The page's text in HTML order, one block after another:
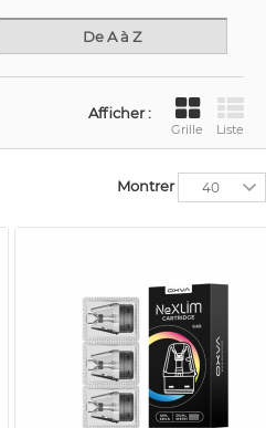
De A à Z
Afficher :
Grille Liste
Montrer 40